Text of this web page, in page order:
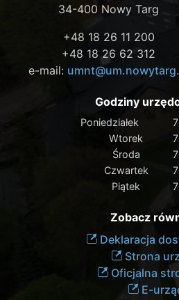
34-400 Nowy Targ
+48 18 26 11 200
+48 18 26 62 312
e-mail:
Godziny
Poniedziałek
Wtorek
Środa
Czwartek
Piątek
Zobacz
Deklaracja
Strona
Oficjalna
E-